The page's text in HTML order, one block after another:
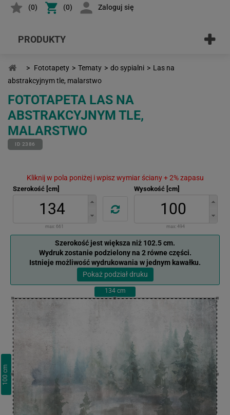
(0) (0) Zaloguj się
PRODUKTY
> Fototapety > Tematy > do sypialni > Las na
abstrakcyjnym tle, malarstwo
FOTOTAPETA LAS NA
ABSTRAKCYJNYM TLE,
MALARSTWO
ID 2386
Kliknij w pola poniżej i wpisz wymiar ściany + 2% zapasu
Szerokość [cm]
max: 661
Wysokość [cm]
max: 494
Szerokość jest większa niż 102.5 cm.
Wydruk zostanie podzielony na 2 równe części.
Istnieje możliwość wydrukowania w jednym kawałku.
Pokaż podział druku
134cm
100
cm